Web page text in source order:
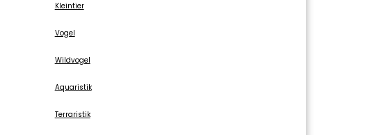
Kleintier
Vogel
Wildvogel
Aquaristik
Terraristik